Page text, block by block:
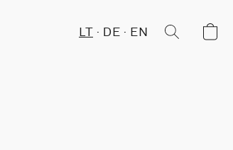
LT DE EN